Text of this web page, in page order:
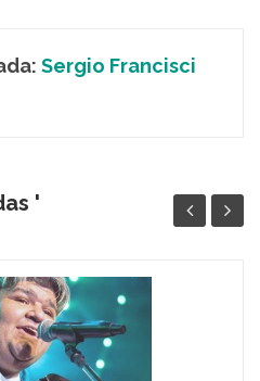
Sergio Francisci
'